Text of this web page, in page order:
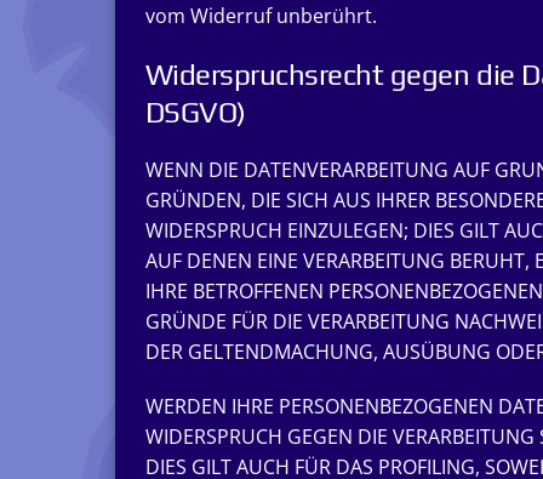
vom Widerruf unberührt.
Widerspruchsrecht gegen die
DSGVO)
WENN DIE DATENVERARBEITUNG AUF
GRÜNDEN, DIE SICH AUS IHRER
WIDERSPRUCH EINZULEGEN; DIES GILT
AUF DENEN EINE VERARBEITUNG BERUHT,
IHRE BETROFFENEN
GRÜNDE FÜR DIE VERARBEITUNG
DER GELTENDMACHUNG, AUSÜBUNG
WERDEN IHRE PERSONENBEZOGENEN
WIDERSPRUCH GEGEN DIE
DIES GILT AUCH FÜR DAS PROFILING,